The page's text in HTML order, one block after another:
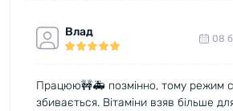
Влад 08
Працюю🚧🚑 позмінно, тому режим
збивається. Вітаміни взяв більше